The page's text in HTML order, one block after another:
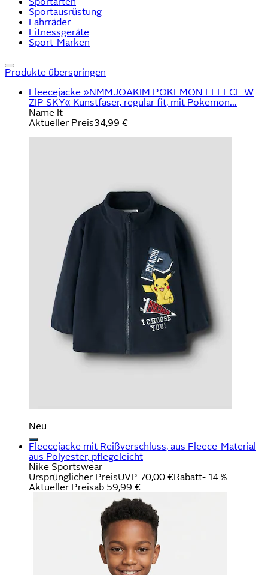
Sportausrüstung
Fahrräder
Fitnessgeräte
Sport-Marken
Produkte überspringen
Fleecejacke »NMMJOAKIM POKEMON FLEECE W
ZIP SKY« Kunstfaser, regular fit, mit Pokemon...
Name It
Aktueller Preis34,99 €
Neu
Fleecejacke mit Reißverschluss, aus Fleece-Material
aus Polyester, pflegeleicht
Nike Sportswear
Ursprünglicher PreisUVP 70,00 €Rabatt- 14 %
Aktueller Preisab 59,99 €